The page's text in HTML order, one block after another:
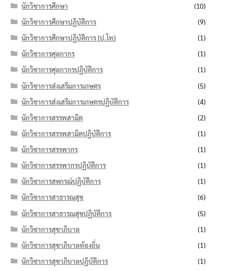
นักวิชาการศึกษา
(10)
นักวิชาการศึกษาปฏิบัติการ
(9)
นักวิชาการศึกษาปฏิบัติการ (ป.โท)
(1)
นักวิชาการศุลกากร
(1)
นักวิชาการศุลกากรปฏิบัติการ
(1)
นักวิชาการส่งเสริมการเกษตร
(5)
นักวิชาการส่งเสริมการเกษตรปฏิบัติการ
(4)
นักวิชาการสรรพสามิต
(2)
นักวิชาการสรรพสามิตปฏิบัติการ
(1)
นักวิชาการสรรพากร
(1)
นักวิชาการสรรพากรปฏิบัติการ
(1)
นักวิชาการสหกรณ์ปฏิบัติการ
(1)
นักวิชาการสาธารณสุข
(6)
นักวิชาการสาธารณสุขปฏิบัติการ
(5)
นักวิชาการสุขาภิบาล
(1)
นักวิชาการสุขาภิบาลท้องถิ่น
(1)
นักวิชาการสุขาภิบาลปฏิบัติการ
(1)